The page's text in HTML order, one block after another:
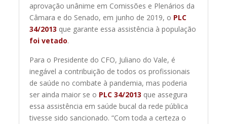
aprovação unânime em Comissões e Plenários da
Câmara e do Senado, em junho de 2019, o PLC
34/2013 que garante essa assistência à população
foi vetado.
Para o Presidente do CFO, Juliano do Vale, é
inegável a contribuição de todos os profissionais
de saúde no combate à pandemia, mas poderia
ser ainda maior se o PLC 34/2013 que assegura
essa assistência em saúde bucal da rede pública
tivesse sido sancionado. “Com toda a certeza o